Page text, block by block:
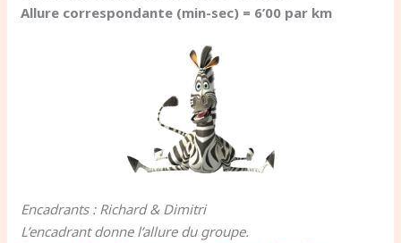
Allure correspondante (min-sec) = 6’00 par km
Encadrants : Richard & Dimitri
L’encadrant donne l’allure du groupe.